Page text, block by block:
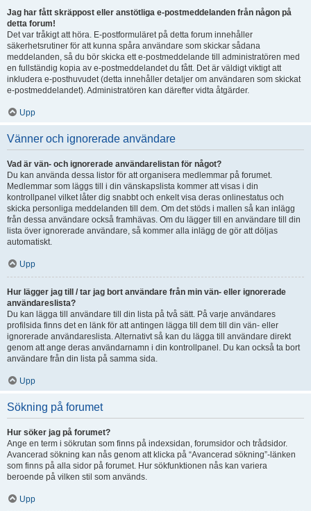
Jag har fått skräppost eller anstötliga e-postmeddelanden från någon på
detta forum!
Det var tråkigt att höra. E-postformuläret på detta forum innehåller
säkerhetsrutiner för att kunna spåra användare som skickar sådana
meddelanden, så du bör skicka ett e-postmeddelande till administratören med
en fullständig kopia av e-postmeddelandet du fått. Det är väldigt viktigt att
inkludera e-posthuvudet (detta innehåller detaljer om användaren som skickat
e-postmeddelandet). Administratören kan därefter vidta åtgärder.
Upp
Vänner och ignorerade användare
Vad är vän- och ignorerade användarelistan för något?
Du kan använda dessa listor för att organisera medlemmar på forumet.
Medlemmar som läggs till i din vänskapslista kommer att visas i din
kontrollpanel vilket låter dig snabbt och enkelt visa deras onlinestatus och
skicka personliga meddelanden till dem. Om det stöds i mallen så kan inlägg
från dessa användare också framhävas. Om du lägger till en användare till din
lista över ignorerade användare, så kommer alla inlägg de gör att döljas
automatiskt.
Upp
Hur lägger jag till / tar jag bort användare från min vän- eller ignorerade
användareslista?
Du kan lägga till användare till din lista på två sätt. På varje användares
profilsida finns det en länk för att antingen lägga till dem till din vän- eller
ignorerade användareslista. Alternativt så kan du lägga till användare direkt
genom att ange deras användarnamn i din kontrollpanel. Du kan också ta bort
användare från din lista på samma sida.
Upp
Sökning på forumet
Hur söker jag på forumet?
Ange en term i sökrutan som finns på indexsidan, forumsidor och trådsidor.
Avancerad sökning kan nås genom att klicka på “Avancerad sökning”-länken
som finns på alla sidor på forumet. Hur sökfunktionen nås kan variera
beroende på vilken stil som används.
Upp